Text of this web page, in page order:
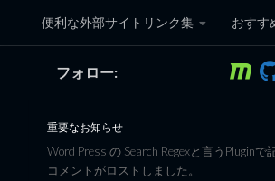
コンテンツへスキップ
便利な外部サイトリンク集 おすす
黒翼猫のコ
フォロー:
重要なお知らせ
Word Press の Search Regexと言うPluginで
コメントがロストしました。